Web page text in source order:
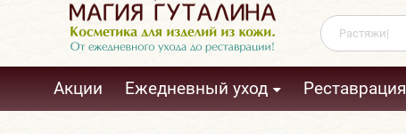
Акции Ежедневный уход